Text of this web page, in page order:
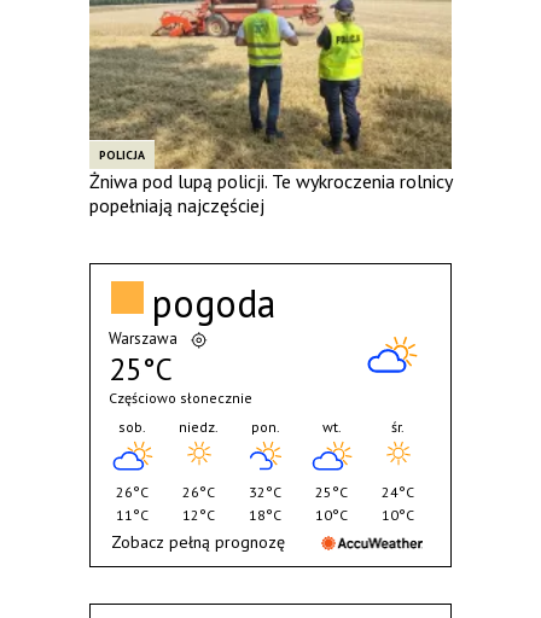
POLICJA
Żniwa pod lupą policji. Te wykroczenia rolnicy
popełniają najczęściej
pogoda
Warszawa
25°C
Częściowo słonecznie
sob.
26°C
11°C
niedz.
26°C
12°C
pon.
32°C
18°C
wt.
25°C
10°C
śr.
24°C
10°C
Zobacz pełną prognozę